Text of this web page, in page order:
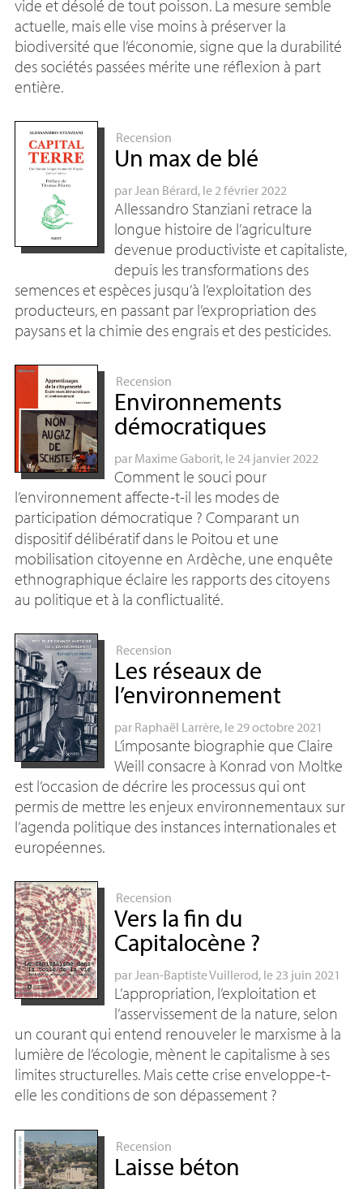
vide et désolé de tout poisson. La mesure semble
actuelle, mais elle vise moins à préserver la
biodiversité que l’économie, signe que la durabilité
des sociétés passées mérite une réflexion à part
entière.
Recension
Un max de blé
par Jean Bérard, le 2 février 2022
Allessandro Stanziani retrace la
longue histoire de l’agriculture
devenue productiviste et capitaliste,
depuis les transformations des
semences et espèces jusqu’à l’exploitation des
producteurs, en passant par l’expropriation des
paysans et la chimie des engrais et des pesticides.
Recension
Environnements
démocratiques
par Maxime Gaborit, le 24 janvier 2022
Comment le souci pour
l’environnement affecte-t-il les modes de
participation démocratique ? Comparant un
dispositif délibératif dans le Poitou et une
mobilisation citoyenne en Ardèche, une enquête
ethnographique éclaire les rapports des citoyens
au politique et à la conflictualité.
Recension
Les réseaux de
l’environnement
par Raphaël Larrère, le 29 octobre 2021
L’imposante biographie que Claire
Weill consacre à Konrad von Moltke
est l’occasion de décrire les processus qui ont
permis de mettre les enjeux environnementaux sur
l’agenda politique des instances internationales et
européennes.
Recension
Vers la fin du
Capitalocène ?
par Jean-Baptiste Vuillerod, le 23 juin 2021
L’appropriation, l’exploitation et
l’asservissement de la nature, selon
un courant qui entend renouveler le marxisme à la
lumière de l’écologie, mènent le capitalisme à ses
limites structurelles. Mais cette crise enveloppe-t-
elle les conditions de son dépassement ?
Recension
Laisse béton